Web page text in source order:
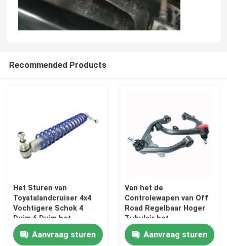
NitrogasSchokbrekers
Schokbreker en Stutassemblage
CoiloverSchokbreker
Regelbare Panhard-Bar
De Sluitingenlift van de bladlente
Recommended Products
Het Sturen van
Toyatalandcruiser 4x4
Vochtigere Schok 4
Duim 6 Duim het
Opheffen
Aanvraag sturen
Van het de
Controlewapen van Off
Road Regelbaar Hoger
Tubulair het
Staalmateriaal voor Ford
Ranger T6 T7
Aanvraag sturen